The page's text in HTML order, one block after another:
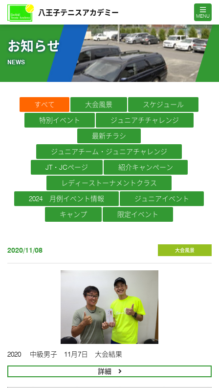
MENU
お知らせ
NEWS
すべて 大会風景
スケジュール
特別イベント
ジュニアチチャレンジ
最新チラシ
ジュニアチーム・ジュニアチャレンジ
JT・JCページ
紹介キャンペーン
レディーストーナメントクラス
2024 月例イベント情報
ジュニアイベント
キャンプ
限定イベント
2020/11/08 大会風景
2020 中級男子 11月7日 大会結果
詳細